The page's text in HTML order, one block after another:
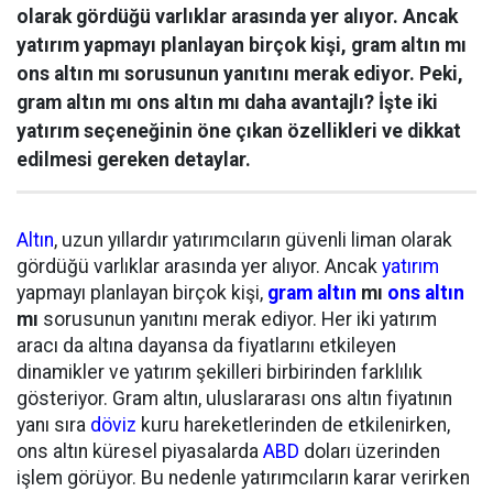
olarak gördüğü varlıklar arasında yer alıyor. Ancak
yatırım yapmayı planlayan birçok kişi, gram altın mı
ons altın mı sorusunun yanıtını merak ediyor. Peki,
gram altın mı ons altın mı daha avantajlı? İşte iki
yatırım seçeneğinin öne çıkan özellikleri ve dikkat
edilmesi gereken detaylar.
Altın, uzun yıllardır yatırımcıların güvenli liman olarak
gördüğü varlıklar arasında yer alıyor. Ancak yatırım
yapmayı planlayan birçok kişi, gram altın mı ons altın
mı sorusunun yanıtını merak ediyor. Her iki yatırım
aracı da altına dayansa da fiyatlarını etkileyen
dinamikler ve yatırım şekilleri birbirinden farklılık
gösteriyor. Gram altın, uluslararası ons altın fiyatının
yanı sıra döviz kuru hareketlerinden de etkilenirken,
ons altın küresel piyasalarda ABD doları üzerinden
işlem görüyor. Bu nedenle yatırımcıların karar verirken